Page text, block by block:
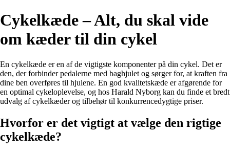
Cykelkæde – Alt, du skal vide
om kæder til din cykel
En cykelkæde er en af de vigtigste komponenter på din cykel. Det er
den, der forbinder pedalerne med baghjulet og sørger for, at kraften fra
dine ben overføres til hjulene. En god kvalitetskæde er afgørende for
en optimal cykeloplevelse, og hos Harald Nyborg kan du finde et bredt
udvalg af cykelkæder og tilbehør til konkurrencedygtige priser.
Hvorfor er det vigtigt at vælge den rigtige
cykelkæde?